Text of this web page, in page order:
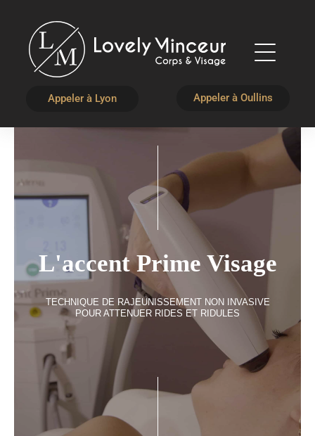
Appeler à Lyon Appeler à Oullins
L'accent Prime Visage
TECHNIQUE DE RAJEUNISSEMENT NON INVASIVE
POUR ATTENUER RIDES ET RIDULES